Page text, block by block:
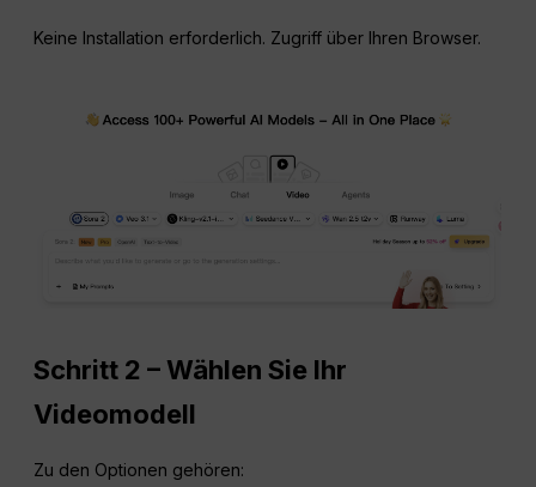
Keine Installation erforderlich. Zugriff über Ihren Browser.
Schritt 2 – Wählen Sie Ihr
Videomodell
Zu den Optionen gehören: